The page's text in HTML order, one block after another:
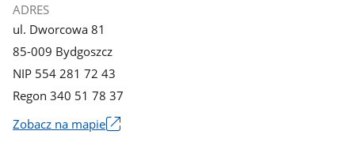
ADRES
ul. Dworcowa 81
85-009 Bydgoszcz
NIP 554 281 72 43
Regon 340 51 78 37
Zobacz na mapie